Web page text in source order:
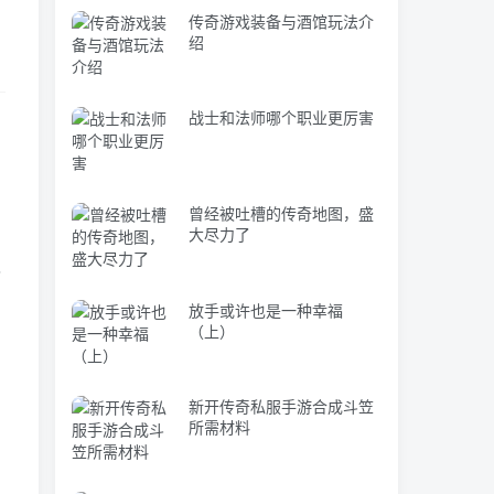
传奇游戏装备与酒馆玩法介
绍
战士和法师哪个职业更厉害
曾经被吐槽的传奇地图，盛
大尽力了
放手或许也是一种幸福
（上）
新开传奇私服手游合成斗笠
所需材料